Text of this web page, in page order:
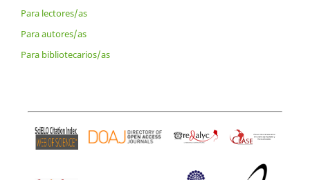
Para lectores/as
Para autores/as
Para bibliotecarios/as